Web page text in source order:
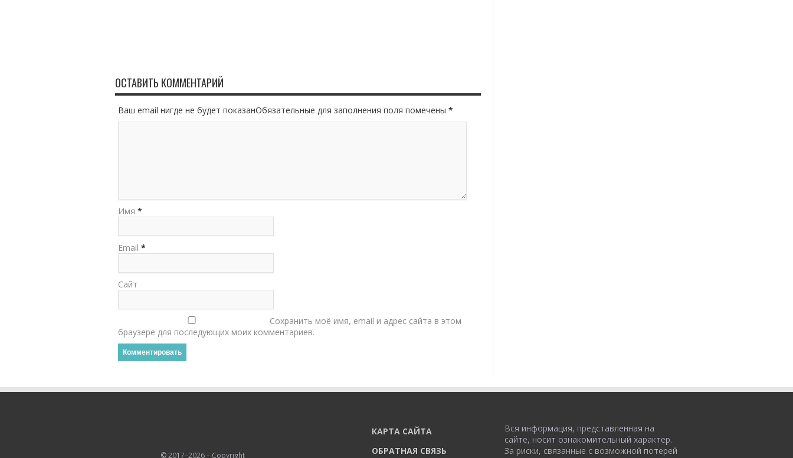
ОСТАВИТЬ КОММЕНТАРИЙ
Ваш email нигде не будет показанОбязательные для заполнения поля помечены *
Имя *
Email *
Сайт
Сохранить моё имя, email и адрес сайта в этом
браузере для последующих моих комментариев.
© 2017–2026 – Copyright
КАРТА САЙТА
ОБРАТНАЯ СВЯЗЬ
Вся информация, представленная на
сайте, носит ознакомительный характер.
За риски, связанные с возможной потерей